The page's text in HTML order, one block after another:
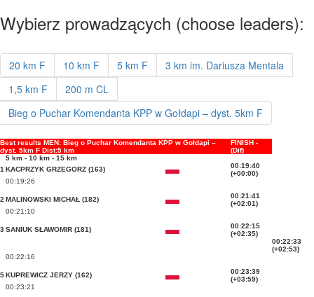
Wybierz prowadzących (choose leaders):
20 km F 10 km F 5 km F
3 km im. Dariusza Mentala
1,5 km F
200 m CL
Bieg o Puchar Komendanta KPP w Gołdapi – dyst. 5km F
Best results MEN: Bieg o Puchar Komendanta KPP w Gołdapi –
dyst. 5km F Dist:5 km
FINISH -
(Dif)
5 km - 10 km - 15 km
1 KACPRZYK GRZEGORZ (163)
00:19:40
(+00:00)
00:19:26
2 MALINOWSKI MICHAŁ (182)
00:21:41
(+02:01)
00:21:10
3SANIUK SŁAWOMIR (181)
00:22:15
(+02:35)
00:22:33
(+02:53)
00:22:16
5KUPREWICZ JERZY (162)
00:23:39
(+03:59)
00:23:21